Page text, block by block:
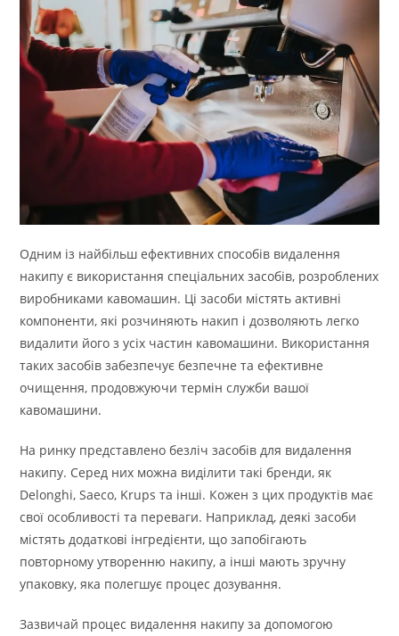
Одним із найбільш ефективних способів видалення
накипу є використання спеціальних засобів, розроблених
виробниками кавомашин. Ці засоби містять активні
компоненти, які розчиняють накип і дозволяють легко
видалити його з усіх частин кавомашини. Використання
таких засобів забезпечує безпечне та ефективне
очищення, продовжуючи термін служби вашої
кавомашини.
На ринку представлено безліч засобів для видалення
накипу. Серед них можна виділити такі бренди, як
Delonghi, Saeco, Krups та інші. Кожен з цих продуктів має
свої особливості та переваги. Наприклад, деякі засоби
містять додаткові інгредієнти, що запобігають
повторному утворенню накипу, а інші мають зручну
упаковку, яка полегшує процес дозування.
Зазвичай процес видалення накипу за допомогою